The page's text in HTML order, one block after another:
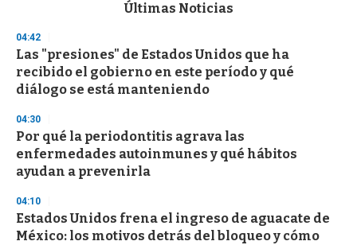
d
s
o
f
3
s
e
c
o
n
Últimas Noticias
04:42
Las "presiones" de Estados Unidos que ha
recibido el gobierno en este período y qué
diálogo se está manteniendo
04:30
Por qué la periodontitis agrava las
enfermedades autoinmunes y qué hábitos
ayudan a prevenirla
04:10
Estados Unidos frena el ingreso de aguacate de
México: los motivos detrás del bloqueo y cómo